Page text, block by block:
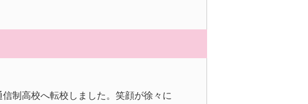
制高校へ転校しました。笑顔が徐々に